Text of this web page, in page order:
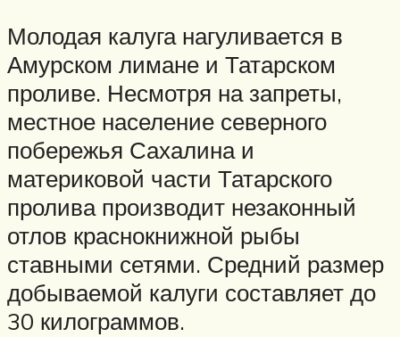
Молодая калуга нагуливается в
Амурском лимане и Татарском
проливе. Несмотря на запреты,
местное население северного
побережья Сахалина и
материковой части Татарского
пролива производит незаконный
отлов краснокнижной рыбы
ставными сетями. Средний размер
добываемой калуги составляет до
30 килограммов.